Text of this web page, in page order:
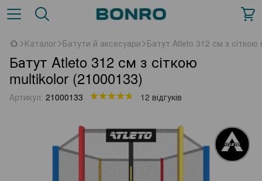
Каталог Батути й аксесуари Батут Atleto 312 см з
Батут Atleto 312 см з сіткою
multikolor (21000133)
Артикул: 21000133 12 відгуків